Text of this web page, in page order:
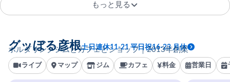
もっと見る
ボルダリングジムとカフェとショップ｜2013年創業
グッぼる彦根土日連休11-21 平日祝16-23 月休
ライブ マップ ジム カフェ 料金 営業日